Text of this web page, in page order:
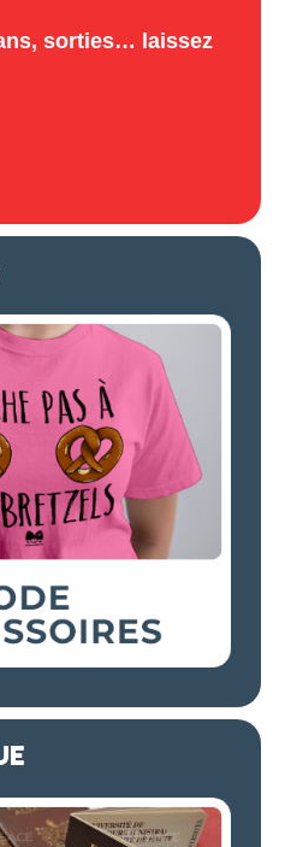
sorties… laissez